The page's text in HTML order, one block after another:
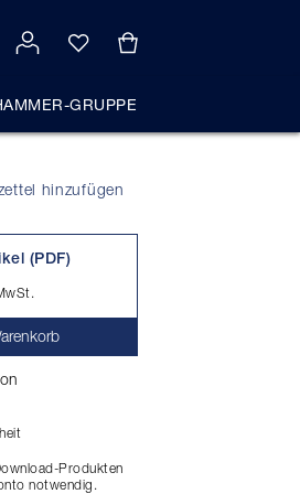
GRUPPE
hinzufügen
(PDF)
Produkten
notwendig.